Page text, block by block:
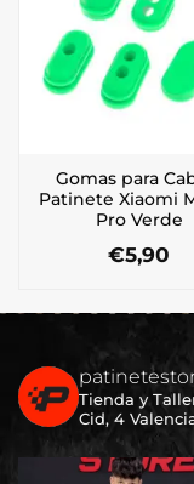
Gomas para
Patinete Xiaomi
Pro Verde
€5,90
Tienda y
Cid, 4